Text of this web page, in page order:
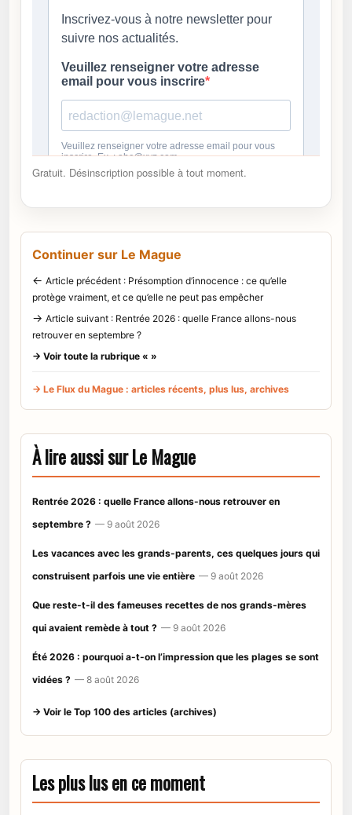
Gratuit. Désinscription possible à tout moment.
Continuer sur Le Mague
← Article précédent : Présomption d’innocence : ce qu’elle
protège vraiment, et ce qu’elle ne peut pas empêcher
→ Article suivant : Rentrée 2026 : quelle France allons-nous
retrouver en septembre ?
→ Voir toute la rubrique « »
→ Le Flux du Mague : articles récents, plus lus, archives
À lire aussi sur Le Mague
Rentrée 2026 : quelle France allons-nous retrouver en
septembre ? — 9 août 2026
Les vacances avec les grands-parents, ces quelques jours qui
construisent parfois une vie entière — 9 août 2026
Que reste-t-il des fameuses recettes de nos grands-mères
qui avaient remède à tout ? — 9 août 2026
Été 2026 : pourquoi a-t-on l’impression que les plages se sont
vidées ? — 8 août 2026
→ Voir le Top 100 des articles (archives)
Les plus lus en ce moment